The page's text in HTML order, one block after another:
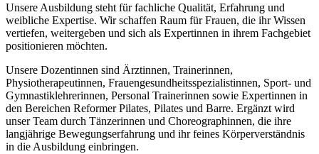
Unsere Ausbildung steht für fachliche Qualität, Erfahrung und
weibliche Expertise. Wir schaffen Raum für Frauen, die ihr Wissen
vertiefen, weitergeben und sich als Expertinnen in ihrem Fachgebiet
positionieren möchten.
Unsere Dozentinnen sind Ärztinnen, Trainerinnen,
Physiotherapeutinnen, Frauengesundheitsspezialistinnen, Sport- und
Gymnastiklehrerinnen, Personal Trainerinnen sowie Expertinnen in
den Bereichen Reformer Pilates, Pilates und Barre. Ergänzt wird
unser Team durch Tänzerinnen und Choreographinnen, die ihre
langjährige Bewegungserfahrung und ihr feines Körperverständnis
in die Ausbildung einbringen.